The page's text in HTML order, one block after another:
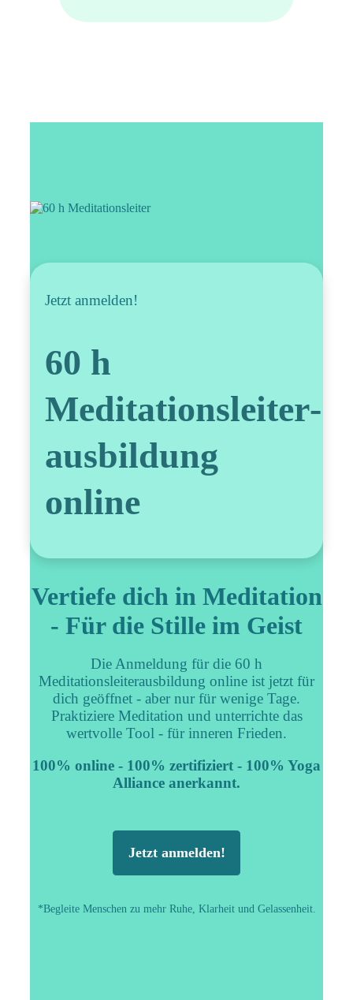
Jetzt anmelden!
60 h
Meditationsleiter­
ausbildung
online
Vertiefe dich in Meditation
- Für die Stille im Geist
Die Anmeldung für die 60 h
Meditationsleiterausbildung online ist jetzt für
dich geöffnet - aber nur für wenige Tage.
Praktiziere Meditation und unterrichte das
wertvolle Tool - für inneren Frieden.
100% online - 100% zertifiziert - 100% Yoga
Alliance anerkannt.
Jetzt anmelden!
*Begleite Menschen zu mehr Ruhe, Klarheit und Gelassenheit.